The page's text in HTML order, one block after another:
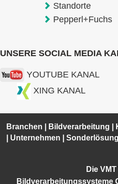
Standorte
Pepperl+Fuchs
UNSERE SOCIAL MEDIA
YOUTUBE KANAL
XING KANAL
Branchen Bildverarbeitung
Unternehmen |
Die
Bildverarbeitungssysteme